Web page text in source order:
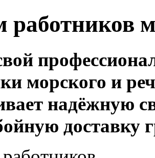
морского и
надёжную
доставку